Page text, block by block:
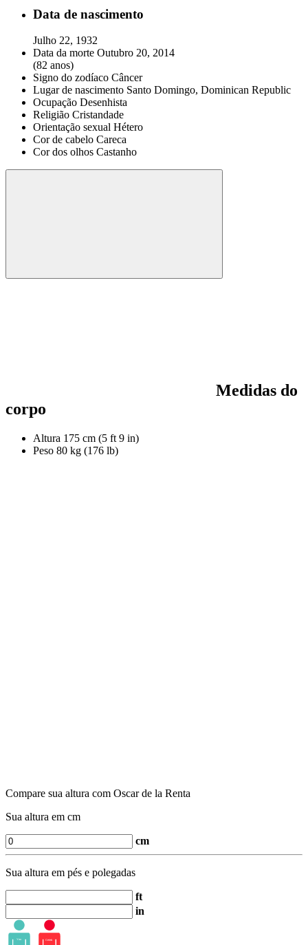
Data de nascimento
Julho 22, 1932
Data da morte Outubro 20, 2014
(82 anos)
Signo do zodíaco Câncer
Lugar de nascimento Santo Domingo, Dominican Republic
Ocupação Desenhista
Religião Cristandade
Orientação sexual Hétero
Cor de cabelo Careca
Cor dos olhos Castanho
Medidas do
corpo
Altura 175 cm (5 ft 9 in)
Peso 80 kg (176 lb)
Compare sua altura com Oscar de la Renta
Sua altura em cm
cm
Sua altura em pés e polegadas
ft
in